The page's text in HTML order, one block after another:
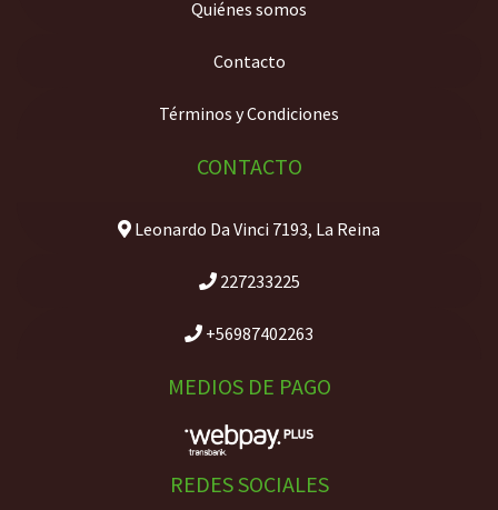
Quiénes somos
Contacto
Términos y Condiciones
CONTACTO
Leonardo Da Vinci 7193, La Reina
227233225
+56987402263
MEDIOS DE PAGO
REDES SOCIALES